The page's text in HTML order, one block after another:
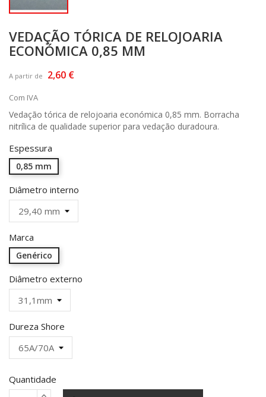
VEDAÇÃO TÓRICA DE RELOJOARIA
ECONÓMICA 0,85 MM
A partir de 2,60 €
Com IVA
Vedação tórica de relojoaria económica 0,85 mm. Borracha
nitrílica de qualidade superior para vedação duradoura.
Espessura
0,85 mm
Diâmetro interno
Marca
Genérico
Diâmetro externo
Dureza Shore
Quantidade